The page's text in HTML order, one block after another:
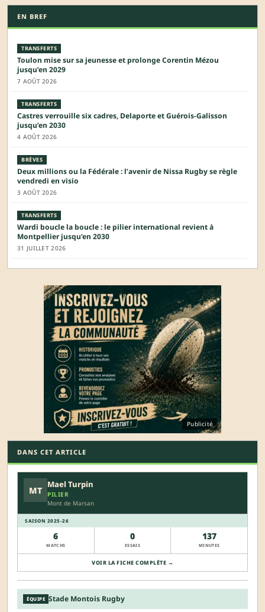
EN BREF
TRANSFERTS
Toulon mise sur sa jeunesse et prolonge Corentin Mézou
jusqu’en 2029
7 AOÛT 2026
TRANSFERTS
Castres verrouille six cadres, Delaporte et Guérois-Galisson
jusqu’en 2030
4 AOÛT 2026
BRÈVES
Deux millions ou la Fédérale : l’avenir de Nissa Rugby se règle
vendredi en visio
3 AOÛT 2026
TRANSFERTS
Wardi boucle la boucle : le pilier international revient à
Montpellier jusqu’en 2030
31 JUILLET 2026
Publicité
DANS CET ARTICLE
MT
Mael Turpin
PILIER
Mont de Marsan
SAISON 2025-26
6
MATCHS
0
ESSAIS
137
MINUTES
VOIR LA FICHE COMPLÈTE →
ÉQUIPE Stade Montois Rugby